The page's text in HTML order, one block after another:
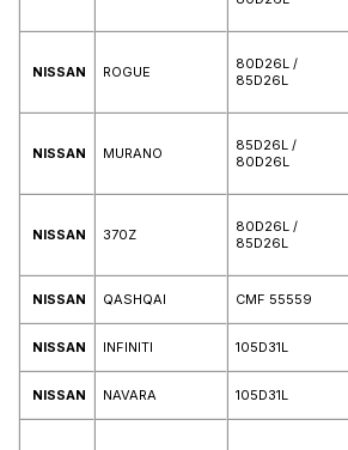
NISSAN ROGUE
80D26L /
85D26L
NISSAN MURANO
85D26L /
80D26L
NISSAN 370Z
80D26L /
85D26L
NISSAN QASHQAI CMF 55559
NISSAN INFINITI 105D31L
NISSAN NAVARA 105D31L